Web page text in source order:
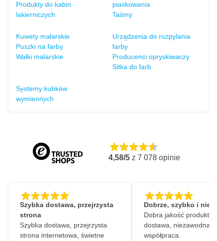
Produkty do kabin
lakierniczych
piaskowania
Taśmy
Kuwety malarskie
Puszki na farby
Wałki malarskie
Urządzenia do rozpylania
farby
Producenci opryskiwaczy
Sitka do farb
Systemy kubków
wymiennych
4,58/5 z 7 078 opinie
Szybka dostawa, przejrzysta
strona
Szybka dostawa, przejrzysta
strona internetowa, świetne
Dobrze, szybko i
Dobra jakość
dostawa, niezawodna
współpraca.